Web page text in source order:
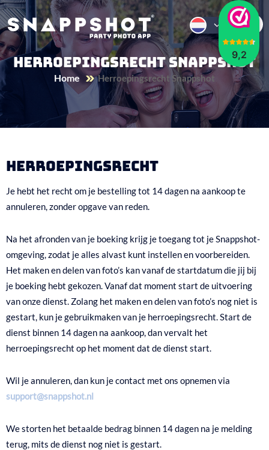
9,2
Herroepingsrecht Snappshot
Home Herroepingsrecht Snappshot
Herroepingsrecht
Je hebt het recht om je bestelling tot 14 dagen na aankoop te
annuleren, zonder opgave van reden.
Na het afronden van je boeking krijg je toegang tot je Snappshot-
omgeving, zodat je alles alvast kunt instellen en voorbereiden.
Het maken en delen van foto’s kan vanaf de startdatum die jij bij
je boeking hebt gekozen. Vanaf dat moment start de uitvoering
van onze dienst. Zolang het maken en delen van foto’s nog niet is
gestart, kun je gebruikmaken van je herroepingsrecht. Start de
dienst binnen 14 dagen na aankoop, dan vervalt het
herroepingsrecht op het moment dat de dienst start.
Wil je annuleren, dan kun je contact met ons opnemen via
support@snappshot.nl
We storten het betaalde bedrag binnen 14 dagen na je melding
terug, mits de dienst nog niet is gestart.